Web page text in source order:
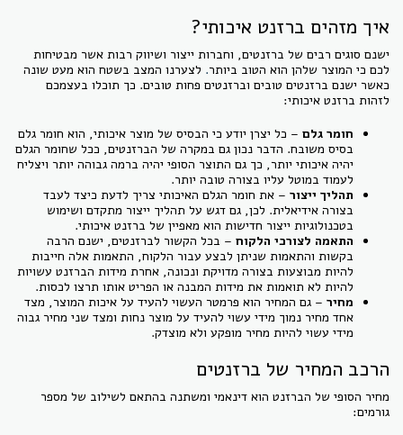
איך מזהים ברזנט איכותי?
ישנם סוגים רבים של ברזנטים, וחברות ייצור ושיווק רבות אשר מבטיחות
לכם כי המוצר שלהן הוא הטוב ביותר. לצערנו המצב בשטח הוא מעט שונה
כאשר ישנם ברזנטים טובים וברזנטים פחות טובים. כך תוכלו בעצמכם
לזהות ברזנט איכותי:
חומר גלם – כל יצרן יודע כי הבסיס של מוצר איכותי, הוא חומר גלם
בסיס משובח. הדבר נכון גם במקרה של הברזנטים, ככל שחומר הגלם
יהיה איכותי יותר, כך גם התוצר הסופי יהיה ברמה גבוהה יותר ויצליח
לעמוד במוטל עליו בצורה טובה יותר.
תהליך ייצור – את חומר הגלם האיכותי צריך לדעת כיצד לעבד
בצורה אידיאלית. לכן, גם דגש על תהליך ייצור מתקדם ושימוש
בטכנולוגיות ייצור חדישות הוא מאפיין של ברזנט איכותי.
התאמה לצורכי הלקוח – בכל הקשור לברזנטים, ישנם הרבה
בקשות והתאמות שניתן לבצע עבור הלקוח, התאמות אלה חייבות
להיות מבוצעות בצורה מדויקת ונכונה, אחרת מידות הברזנט עשויות
להיות לא תואמות את מידות המבנה או הפריט אותו תרצו לכסות.
מחיר – גם המחיר הוא פרמטר העשוי להעיד על איכות המוצר, מצד
אחד מחיר נמוך מידי עשוי להעיד על מוצר נחות ומצד שני מחיר גבוה
מידי עשוי להיות מחיר מופקע ולא מוצדק.
הרכב המחיר של ברזנטים
מחיר הסופי של הברזנט הוא דינאמי ומשתנה בהתאם לשילוב של מספר
גורמים: